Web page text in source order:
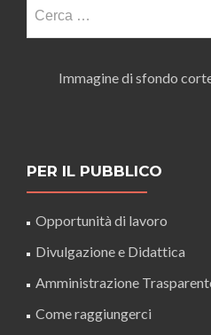
per:
Immagine di sfondo
PER IL PUBBLICO
Opportunità di lavoro
Divulgazione e Didattica
Amministrazione
Come raggiungerci